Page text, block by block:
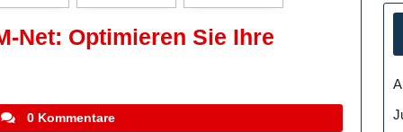
Net: Optimieren Sie Ihre
stefanocoletti
0 Kommentare